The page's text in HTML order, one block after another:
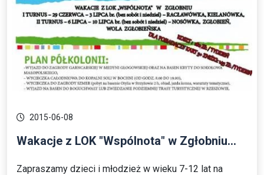
2015-06-08
Wakacje z LOK "Wspólnota" w Zgłobniu...
Zapraszamy dzieci i młodzież w wieku 7-12 lat na